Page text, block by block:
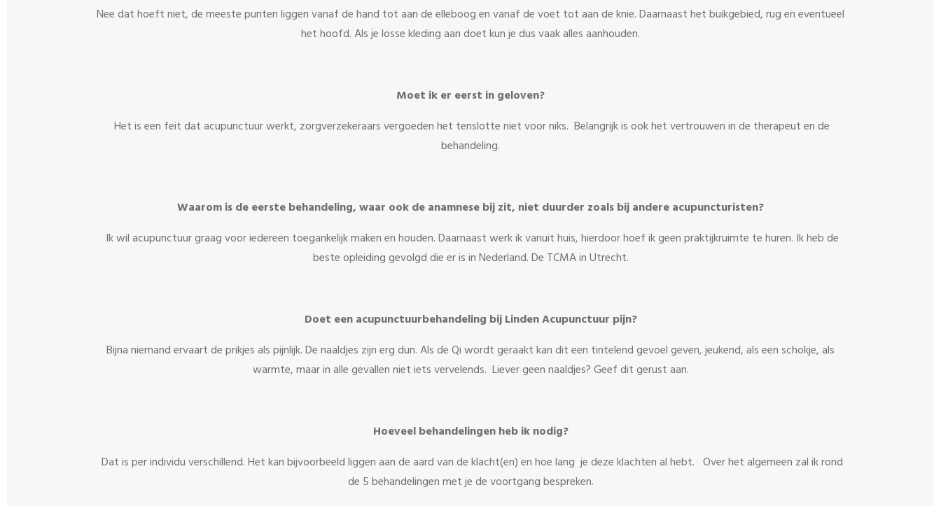
Nee dat hoeft niet, de meeste punten liggen vanaf de hand tot aan de elleboog en vanaf de voet tot aan de knie. Daarnaast het buikgebied, rug en eventueel
het hoofd. Als je losse kleding aan doet kun je dus vaak alles aanhouden.
Moet ik er eerst in geloven?
Het is een feit dat acupunctuur werkt, zorgverzekeraars vergoeden het tenslotte niet voor niks. Belangrijk is ook het vertrouwen in de therapeut en de
behandeling.
Waarom is de eerste behandeling, waar ook de anamnese bij zit, niet duurder zoals bij andere acupuncturisten?
Ik wil acupunctuur graag voor iedereen toegankelijk maken en houden. Daarnaast werk ik vanuit huis, hierdoor hoef ik geen praktijkruimte te huren. Ik heb de
beste opleiding gevolgd die er is in Nederland. De TCMA in Utrecht.
Doet een acupunctuurbehandeling bij Linden Acupunctuur pijn?
Bijna niemand ervaart de prikjes als pijnlijk. De naaldjes zijn erg dun. Als de Qi wordt geraakt kan dit een tintelend gevoel geven, jeukend, als een schokje, als
warmte, maar in alle gevallen niet iets vervelends. Liever geen naaldjes? Geef dit gerust aan.
Hoeveel behandelingen heb ik nodig?
Dat is per individu verschillend. Het kan bijvoorbeeld liggen aan de aard van de klacht(en) en hoe lang je deze klachten al hebt. Over het algemeen zal ik rond
de 5 behandelingen met je de voortgang bespreken.